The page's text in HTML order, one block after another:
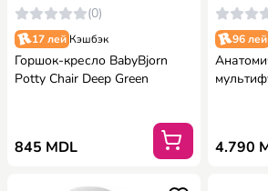
(0)
17 лей Кэшбэк
Горшок-кресло BabyBjorn
Potty Chair Deep Green
845 MDL
96 лей
4.790